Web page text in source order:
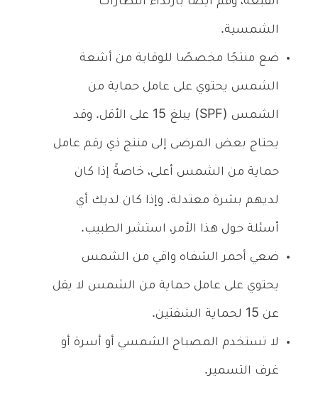
الشمسية.
ضع منتجًا مخصصًا للوقاية من أشعة
الشمس يحتوي على عامل حماية من
الشمس (SPF) يبلغ 15 على الأقل. وقد
يحتاج بعض المرضى إلى منتج ذي رقم عامل
حماية من الشمس أعلى، خاصةً إذا كان
لديهم بشرة معتدلة. وإذا كان لديك أي
أسئلة حول هذا الأمر، استشر الطبيب.
ضعي أحمر الشفاه واقي من الشمس
يحتوي على عامل حماية من الشمس لا يقل
عن 15 لحماية الشفتين.
لا تستخدم المصباح الشمسي أو أسرة أو
غرف التسمير.